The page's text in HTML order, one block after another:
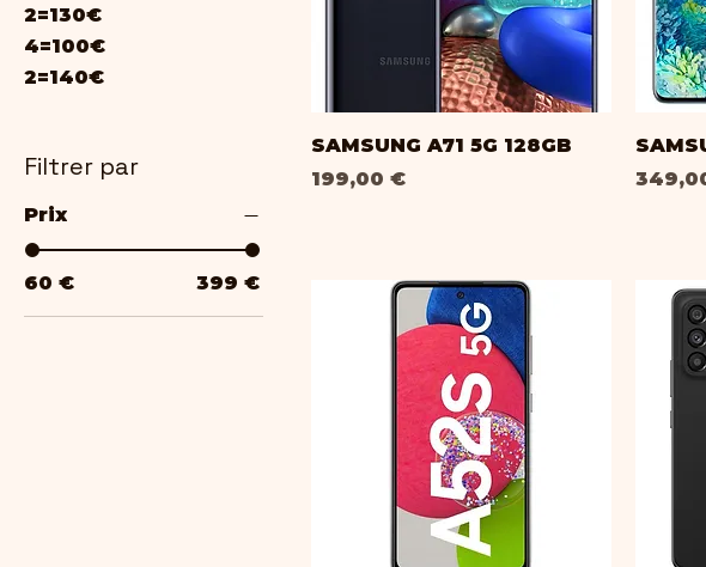
2=130€
4=100€
2=140€
Filtrer par
Prix
60 € 399 €
SAMSUNG A71 5G 128GB
Prix
199,00 €
Prix